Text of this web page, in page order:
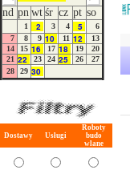
nd pn wt śr cz pt so
1 2 3 4 5
6
7
8 9 10 11 12
13
14
15 16 17 18 19
20
21 22 23 24 25 26
27
28
29 30
Dostawy Usługi
Roboty
budo
wlane